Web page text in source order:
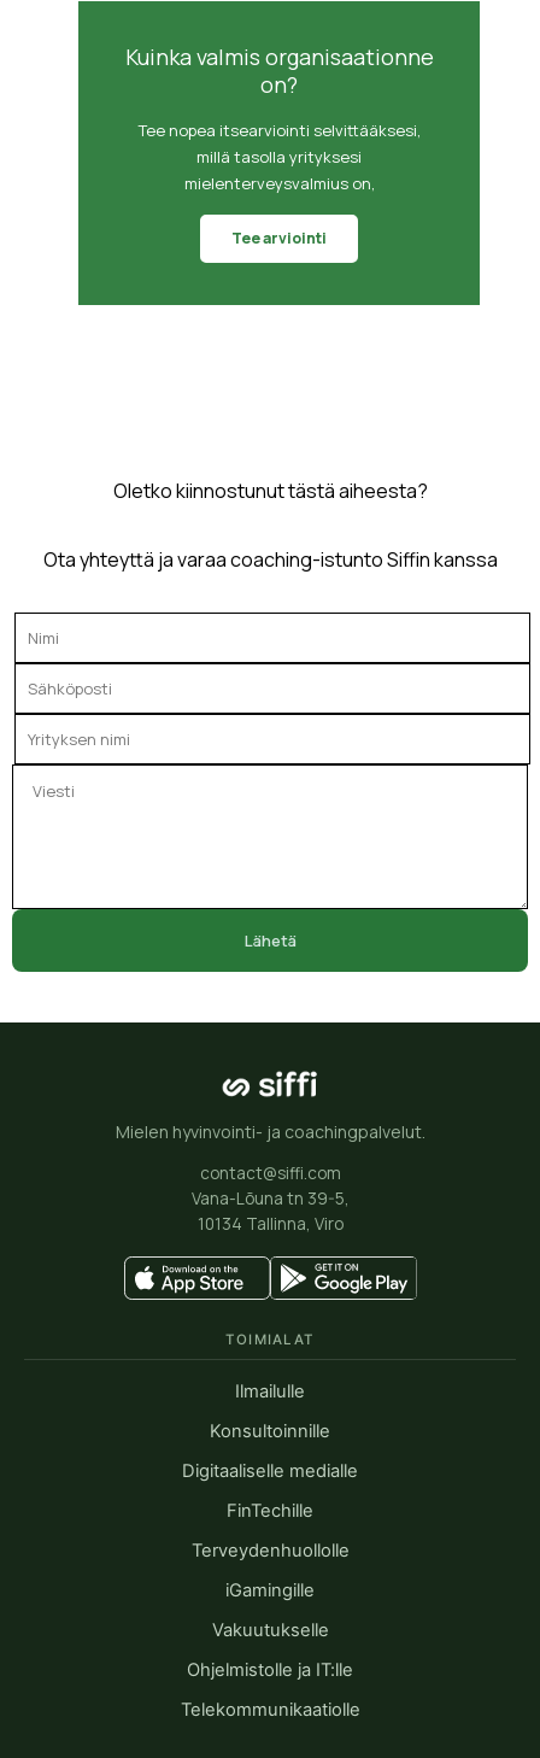
Kuinka valmis organisaationne
on?
Tee nopea itsearviointi selvittääksesi,
millä tasolla yrityksesi
mielenterveysvalmius on,
Tee arviointi
Oletko kiinnostunut tästä aiheesta?
Ota yhteyttä ja varaa coaching-istunto Siffin kanssa
Lähetä
Mielen hyvinvointi- ja coachingpalvelut.
contact@siffi.com
Vana-Lõuna tn 39-5,
10134 Tallinna, Viro
TOIMIALAT
Ilmailulle
Konsultoinnille
Digitaaliselle medialle
FinTechille
Terveydenhuollolle
iGamingille
Vakuutukselle
Ohjelmistolle ja IT:lle
Telekommunikaatiolle